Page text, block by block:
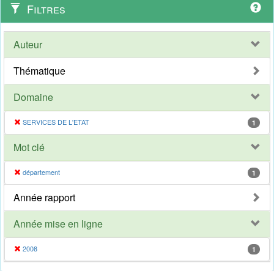
Filtres
Auteur
Thématique
Domaine
SERVICES DE L'ETAT 1
Mot clé
département 1
Année rapport
Année mise en ligne
2008 1